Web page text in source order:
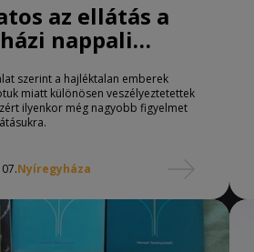
az ellátás a
nappali
szerint a hajléktalan emberek
miatt különösen veszélyeztetettek
ilyenkor még nagyobb figyelmet
Nyíregyháza